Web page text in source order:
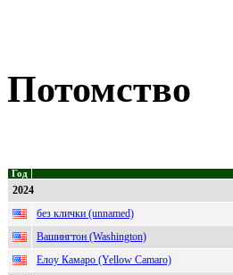
Потомство
Год
2024
без клички (unnamed)
Вашингтон (Washington)
Елоу Камаро (Yellow Camaro)